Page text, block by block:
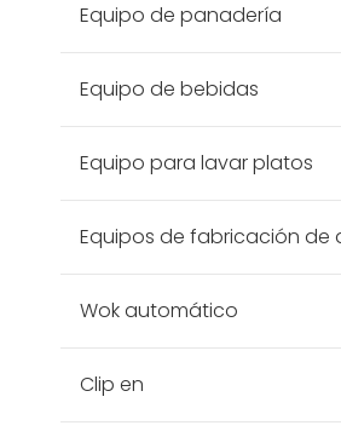
Equipo de panadería
Equipo de bebidas
Equipo para lavar platos
Wok automático
Clip en